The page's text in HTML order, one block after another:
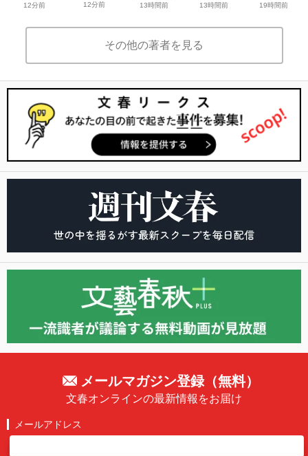
12分前 12分前 13時間前 13時間前 19時間前
その他の著者を見る
メールマガジン登録（無料）
文春オンラインの最新情報をお届け
メールアドレス